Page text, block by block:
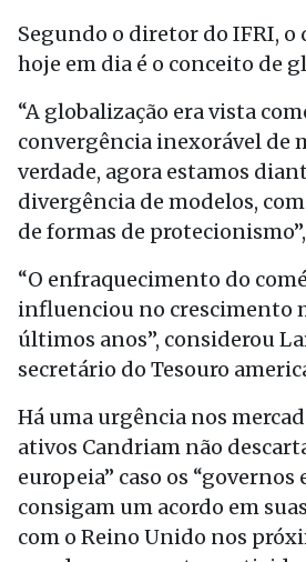
Segundo o diretor do IFRI, o
hoje em dia é o conceito de
“A globalização era vista
convergência inexorável de
verdade, agora estamos
divergência de modelos,
de formas de
“O enfraquecimento do
influenciou no crescimento
últimos anos”, considerou
secretário do Tesouro
Há uma urgência nos
ativos Candriam não
europeia” caso os “governos
consigam um acordo em
com o Reino Unido nos